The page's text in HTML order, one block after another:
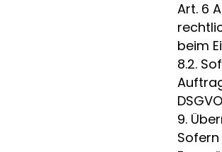
Art. 6
beim
8.2.
9.